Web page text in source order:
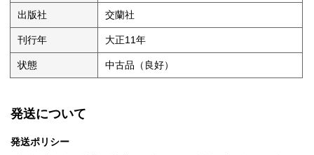
出版社 交蘭社
刊行年 大正11年
状態 中古品（良好）
発送について
発送ポリシー